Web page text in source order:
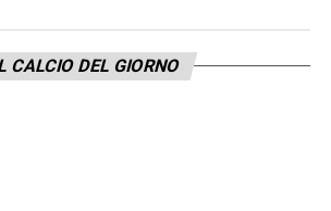
NOSTRE TOP NEWS
CALCIO DEL GIORNO